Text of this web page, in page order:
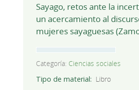
Sayago, retos ante la
un acercamiento al
mujeres sayaguesas
Categoría: Ciencias sociales
Tipo de material
Libro